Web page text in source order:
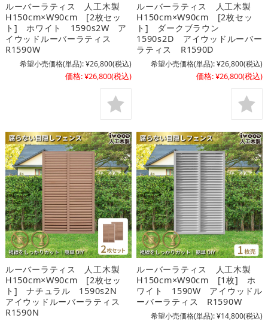
ルーバーラティス 人工木製
H150cm×W90cm [2枚セッ
ト] ホワイト 1590s2W ア
イウッドルーバーラティス
R1590W
希望小売価格(単品):¥26,800(税込)
価格:¥26,800(税込)
ルーバーラティス 人工木製
H150cm×W90cm [2枚セッ
ト] ダークブラウン
1590s2D アイウッドルーバー
ラティス R1590D
希望小売価格(単品):¥26,800(税込)
価格:¥26,800(税込)
ルーバーラティス 人工木製
H150cm×W90cm [2枚セッ
ト] ナチュラル 1590s2N
アイウッドルーバーラティス
R1590N
ルーバーラティス 人工木製
H150cm×W90cm [1枚] ホ
ワイト 1590W アイウッドル
ーバーラティス R1590W
希望小売価格(単品):¥14,800(税込)